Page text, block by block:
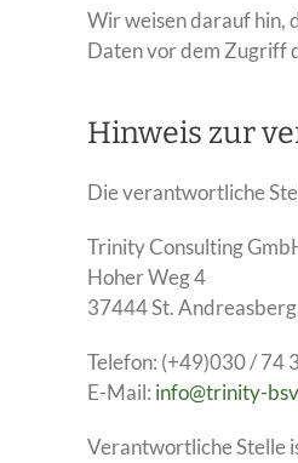
Wir weisen darauf hin,
Daten vor dem Zugriff
Hinweis zur
Die verantwortliche
Trinity Consulting
Hoher Weg 4
37444 St. Andreasberg
Telefon: (+49)030 / 74
E-Mail: info@trinity-
Verantwortliche Stelle